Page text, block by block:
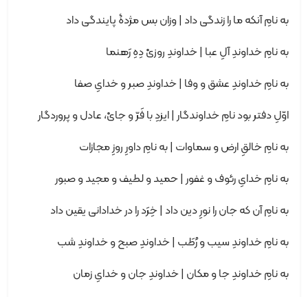
به نامِ آنکه ما را زندگی داد | وزان بس مژدۀ پایندگی داد
به نامِ خداوندِ آلِ عبا | خداوندِ روزیْ دِهِ رَهنما
به نامِ خداوندِ عشق و وفا | خداوندِ صبر و خدایِ صفا
اوّلِ دفتر بود نامِ خداوندگار | ایزدِ با فَرّ و جایْ، عادل و پروردگار
به نامِ خالقِ ارض و سماوات | به نامِ داورِ روزِ مجازات
به نامِ خدایِ رئوف و غفور | حمید و لطیف و مجید و صبور
به نامِ آن که جان را نورِ دین داد | خِرَد را در خدادانی یقین داد
به نامِ خداوندِ سیب و رُطَب | خداوندِ صبح و خداوندِ شب
به نامِ خداوندِ جا و مکان | خداوندِ جان و خدایِ زمان